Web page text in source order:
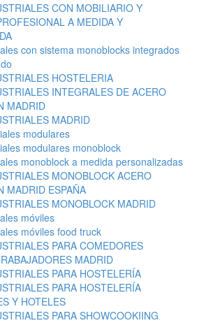
CON MOBILIARIO Y
A MEDIDA Y
con sistema monoblocks integrados
HOSTELERIA
INTEGRALES DE ACERO
MADRID
MADRID
modulares
modulares monoblock
monoblock a medida personalizadas
MONOBLOCK ACERO
MADRID ESPAÑA
MONOBLOCK MADRID
móviles
móviles food truck
PARA COMEDORES
MADRID
PARA HOSTELERÍA
PARA HOSTELERÍA
Y HOTELES
PARA SHOWCOOKIING